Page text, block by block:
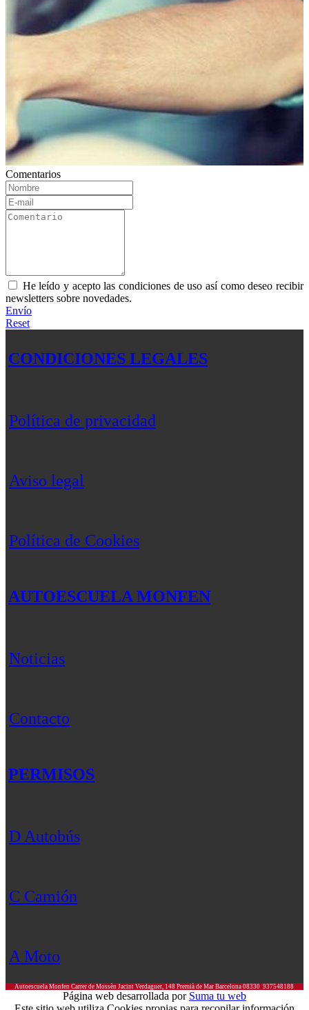
Comentarios
He leído y acepto las condiciones de uso así como deseo recibir
newsletters sobre novedades.
Envío
Reset
CONDICIONES LEGALES
Política de privacidad
Aviso legal
Política de Cookies
AUTOESCUELA MONFEN
Noticias
Contacto
PERMISOS
D Autobús
C Camión
A Moto
Autoescuela Monfen Carrer de Mossèn Jacint Verdaguer, 148 Premià de Mar Barcelona 08330 937548188
Página web desarrollada por Suma tu web